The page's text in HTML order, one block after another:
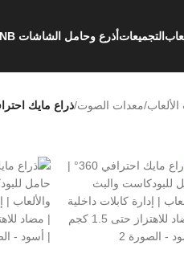
التجميعات أذرع وحامل الشاشات NB
/معدات الصوت/ذراع مايك احترافي 360° | حامل للبودكاست والبث والألعاب | إدارة كابلات داخلية | مضاد